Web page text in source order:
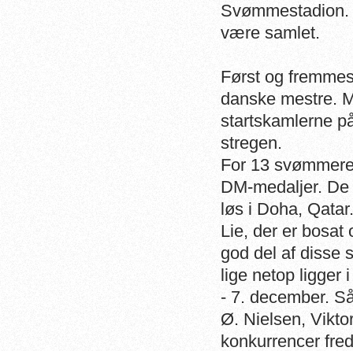
være samlet.
Først og
danske mestre.
startskamlerne
stregen.
For 13
DM-medaljer.
løs i Doha,
Lie, der er bosat
god del af disse
lige netop ligger
- 7. december.
Ø. Nielsen,
konkurrencer